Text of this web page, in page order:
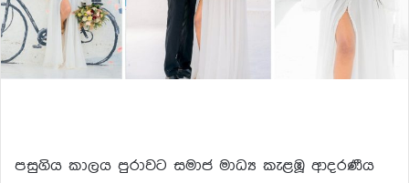
පසුගිය කාලය පුරාවට සමාජ මාධ්‍ය කැළඹූ ආදරණීය